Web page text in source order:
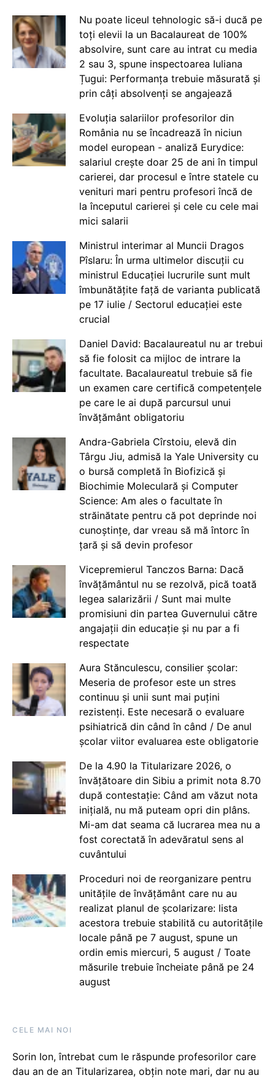
Nu poate liceul tehnologic să-i ducă pe
toți elevii la un Bacalaureat de 100%
absolvire, sunt care au intrat cu media
2 sau 3, spune inspectoarea Iuliana
Țugui: Performanța trebuie măsurată și
prin câți absolvenți se angajează
Evoluția salariilor profesorilor din
România nu se încadrează în niciun
model european - analiză Eurydice:
salariul crește doar 25 de ani în timpul
carierei, dar procesul e între statele cu
venituri mari pentru profesori încă de
la începutul carierei și cele cu cele mai
mici salarii
Ministrul interimar al Muncii Dragos
Pîslaru: În urma ultimelor discuții cu
ministrul Educației lucrurile sunt mult
îmbunătățite față de varianta publicată
pe 17 iulie / Sectorul educației este
crucial
Daniel David: Bacalaureatul nu ar trebui
să fie folosit ca mijloc de intrare la
facultate. Bacalaureatul trebuie să fie
un examen care certifică competențele
pe care le ai după parcursul unui
învățământ obligatoriu
Andra-Gabriela Cîrstoiu, elevă din
Târgu Jiu, admisă la Yale University cu
o bursă completă în Biofizică și
Biochimie Moleculară și Computer
Science: Am ales o facultate în
străinătate pentru că pot deprinde noi
cunoștințe, dar vreau să mă întorc în
țară și să devin profesor
Vicepremierul Tanczos Barna: Dacă
învățământul nu se rezolvă, pică toată
legea salarizării / Sunt mai multe
promisiuni din partea Guvernului către
angajații din educație și nu par a fi
respectate
Aura Stănculescu, consilier școlar:
Meseria de profesor este un stres
continuu și unii sunt mai puțini
rezistenți. Este necesară o evaluare
psihiatrică din când în când / De anul
școlar viitor evaluarea este obligatorie
De la 4.90 la Titularizare 2026, o
învățătoare din Sibiu a primit nota 8.70
după contestație: Când am văzut nota
inițială, nu mă puteam opri din plâns.
Mi-am dat seama că lucrarea mea nu a
fost corectată în adevăratul sens al
cuvântului
Proceduri noi de reorganizare pentru
unitățile de învățământ care nu au
realizat planul de școlarizare: lista
acestora trebuie stabilită cu autoritățile
locale până pe 7 august, spune un
ordin emis miercuri, 5 august / Toate
măsurile trebuie încheiate până pe 24
august
CELE MAI NOI
Sorin Ion, întrebat cum le răspunde profesorilor care
dau an de an Titularizarea, obțin note mari, dar nu au